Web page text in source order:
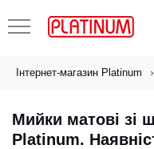
Інтернет-магазин Platinum
Мийки матові зі
Platinum.